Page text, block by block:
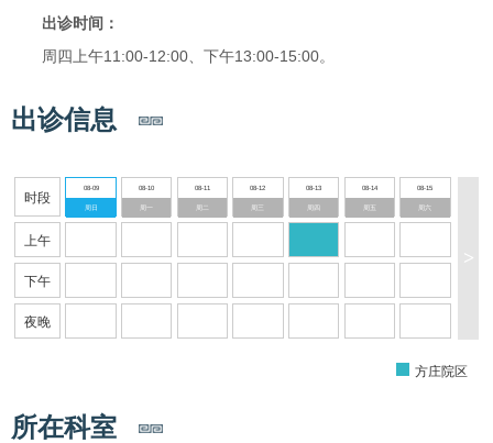
出诊时间：
周四上午11:00-12:00、下午13:00-15:00。
出诊信息
时段
上午
下午
夜晚
08-09
周日
08-10
周一
08-11 08-12
周三
08-13
周四
08-14
周五
08-15
周六
>
方庄院区
所在科室